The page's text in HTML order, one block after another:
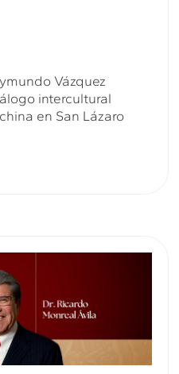
Vázquez
intercultural
en San Lázaro